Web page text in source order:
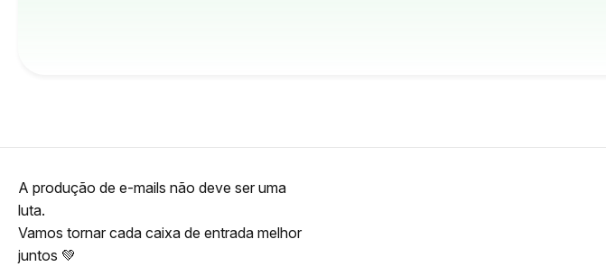
A produção de e-mails não deve ser uma
luta.
Vamos tornar cada caixa de entrada melhor
juntos 💚